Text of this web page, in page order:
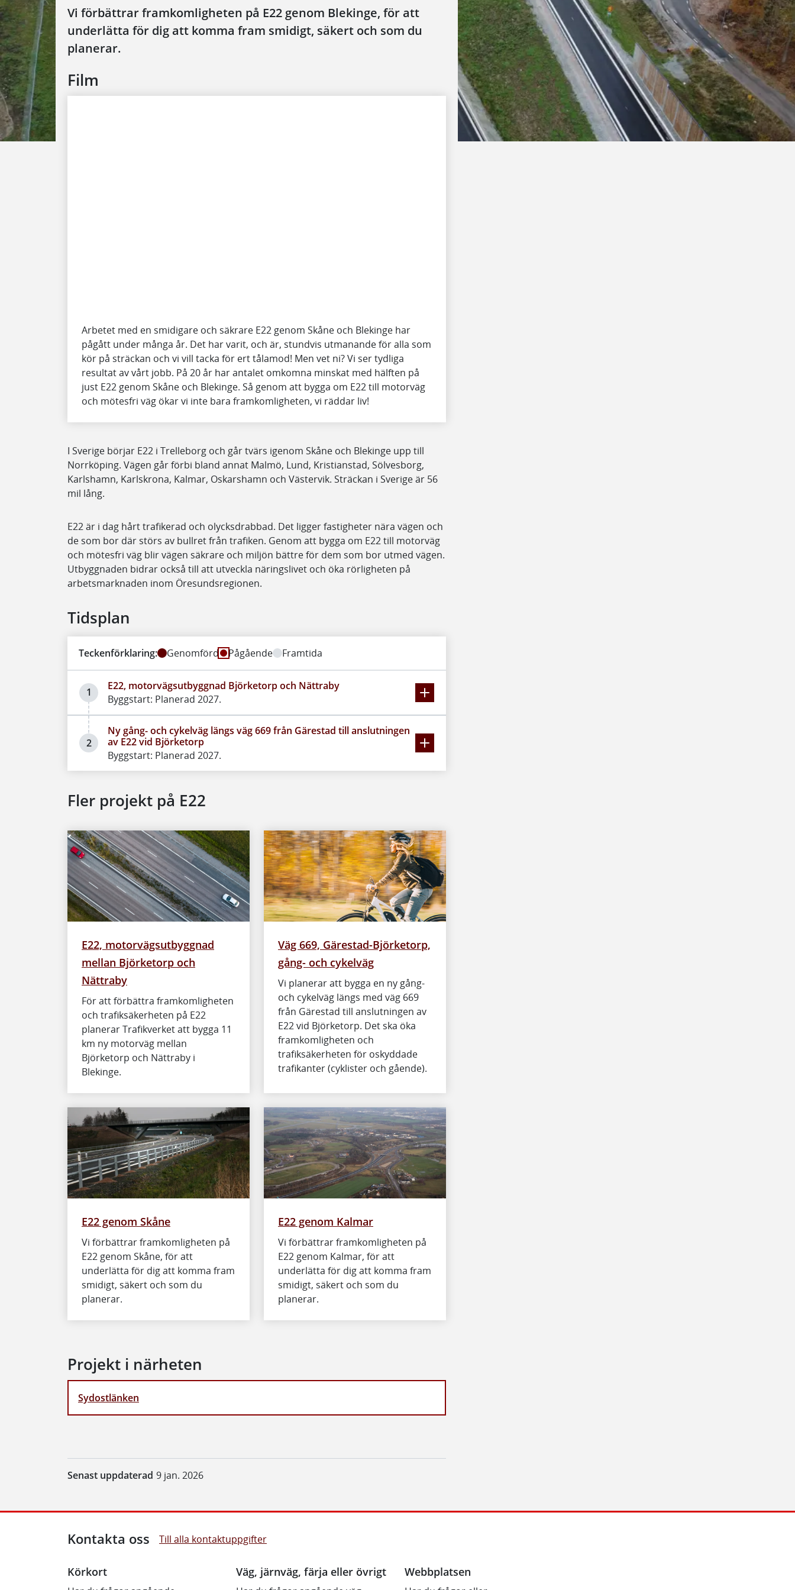
Vi förbättrar framkomligheten på E22 genom Blekinge, för att
underlätta för dig att komma fram smidigt, säkert och som du
planerar.
Film
Arbetet med en smidigare och säkrare E22 genom Skåne och Blekinge har
pågått under många år. Det har varit, och är, stundvis utmanande för alla som
kör på sträckan och vi vill tacka för ert tålamod! Men vet ni? Vi ser tydliga
resultat av vårt jobb. På 20 år har antalet omkomna minskat med hälften på
just E22 genom Skåne och Blekinge. Så genom att bygga om E22 till motorväg
och mötesfri väg ökar vi inte bara framkomligheten, vi räddar liv!
I Sverige börjar E22 i Trelleborg och går tvärs igenom Skåne och Blekinge upp till
Norrköping. Vägen går förbi bland annat Malmö, Lund, Kristianstad, Sölvesborg,
Karlshamn, Karlskrona, Kalmar, Oskarshamn och Västervik. Sträckan i Sverige är 56
mil lång.
E22 är i dag hårt trafikerad och olycksdrabbad. Det ligger fastigheter nära vägen och
de som bor där störs av bullret från trafiken. Genom att bygga om E22 till motorväg
och mötesfri väg blir vägen säkrare och miljön bättre för dem som bor utmed vägen.
Utbyggnaden bidrar också till att utveckla näringslivet och öka rörligheten på
arbetsmarknaden inom Öresundsregionen.
Tidsplan
Teckenförklaring: Genomförd Pågående Framtida
1
E22, motorvägsutbyggnad Björketorp och Nättraby
Byggstart: Planerad 2027.
2
Ny gång- och cykelväg längs väg 669 från Gärestad till anslutningen
av E22 vid Björketorp
Byggstart: Planerad 2027.
Fler projekt på E22
E22, motorvägsutbyggnad
mellan Björketorp och
Nättraby
För att förbättra framkomligheten
och trafiksäkerheten på E22
planerar Trafikverket att bygga 11
km ny motorväg mellan
Björketorp och Nättraby i
Blekinge.
Väg 669, Gärestad-Björketorp,
gång- och cykelväg
Vi planerar att bygga en ny gång-
och cykelväg längs med väg 669
från Gärestad till anslutningen av
E22 vid Björketorp. Det ska öka
framkomligheten och
trafiksäkerheten för oskyddade
trafikanter (cyklister och gående).
E22 genom Skåne
Vi förbättrar framkomligheten på
E22 genom Skåne, för att
underlätta för dig att komma fram
smidigt, säkert och som du
planerar.
E22 genom Kalmar
Vi förbättrar framkomligheten på
E22 genom Kalmar, för att
underlätta för dig att komma fram
smidigt, säkert och som du
planerar.
Projekt i närheten
Sydostlänken
Senast uppdaterad 9 jan. 2026
Kontakta oss Till alla kontaktuppgifter
Körkort Väg, järnväg, färja eller övrigt Webbplatsen